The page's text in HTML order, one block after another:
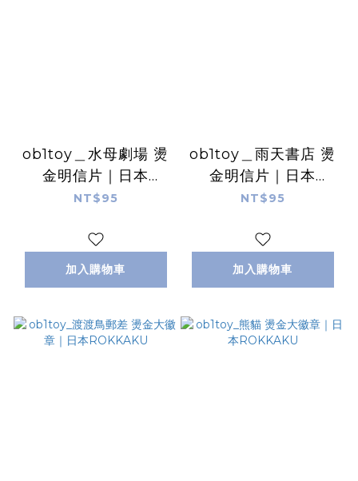
ob1toy＿水母劇場 燙
金明信片｜日本
ROKKAKU
NT$95
加入購物車
ob1toy＿雨天書店 燙
金明信片｜日本
ROKKAKU
NT$95
加入購物車